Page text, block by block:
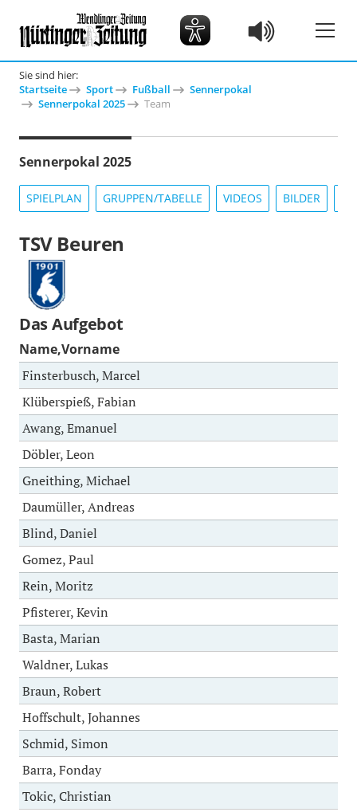
Sie sind hier:
Startseite
Sport Fußball
Sennerpokal
Sennerpokal 2025
Team
Sennerpokal 2025
SPIELPLAN GRUPPEN/TABELLE VIDEOS BILDER
TSV Beuren
Das Aufgebot
Name,Vorname
Finsterbusch, Marcel
Klüberspieß, Fabian
Awang, Emanuel
Döbler, Leon
Gneithing, Michael
Daumüller, Andreas
Blind, Daniel
Gomez, Paul
Rein, Moritz
Pfisterer, Kevin
Basta, Marian
Waldner, Lukas
Braun, Robert
Hoffschult, Johannes
Schmid, Simon
Barra, Fonday
Tokic, Christian